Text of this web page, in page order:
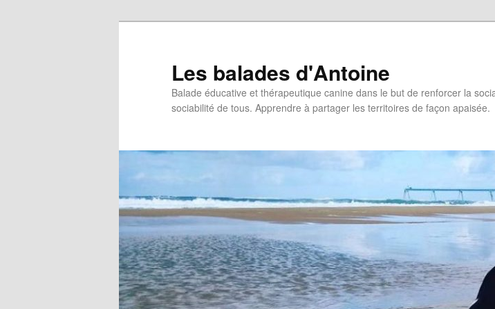
Les balades d'Antoine
Balade éducative et thérapeutique canine dans le but de renforcer la
sociabilité de tous. Apprendre à partager les territoires de façon apaisée.